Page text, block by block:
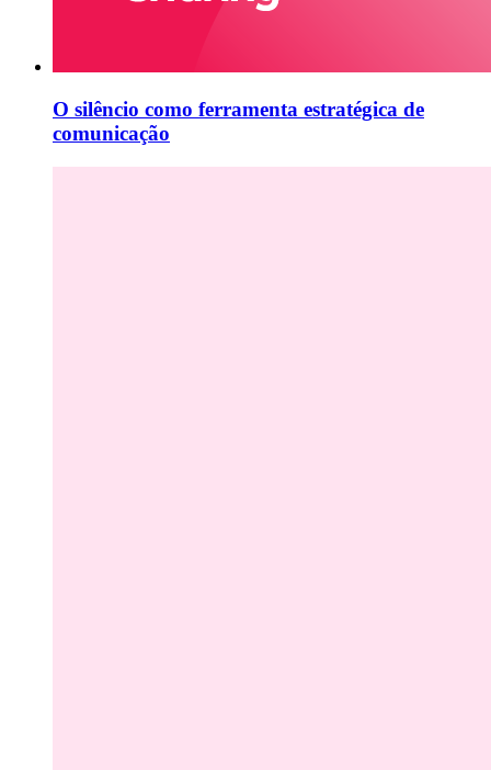
O silêncio como ferramenta estratégica de
comunicação